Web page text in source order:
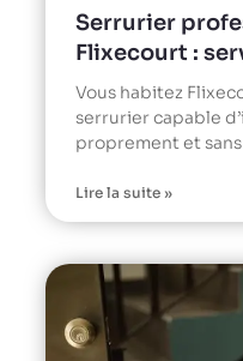
Serrurier
Flixecourt :
Vous habitez
serrurier capable
proprement et
Lire la suite »